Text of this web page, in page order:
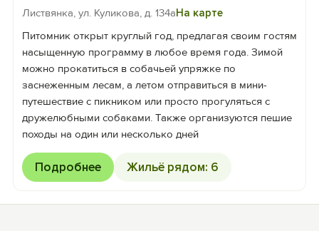
Листвянка, ул. Куликова, д. 134аНа карте
Питомник открыт круглый год, предлагая своим гостям
насыщенную программу в любое время года. Зимой
можно прокатиться в собачьей упряжке по
заснеженным лесам, а летом отправиться в мини-
путешествие с пикником или просто прогуляться с
дружелюбными собаками. Также организуются пешие
походы на один или несколько дней
Подробнее Жильё рядом: 6